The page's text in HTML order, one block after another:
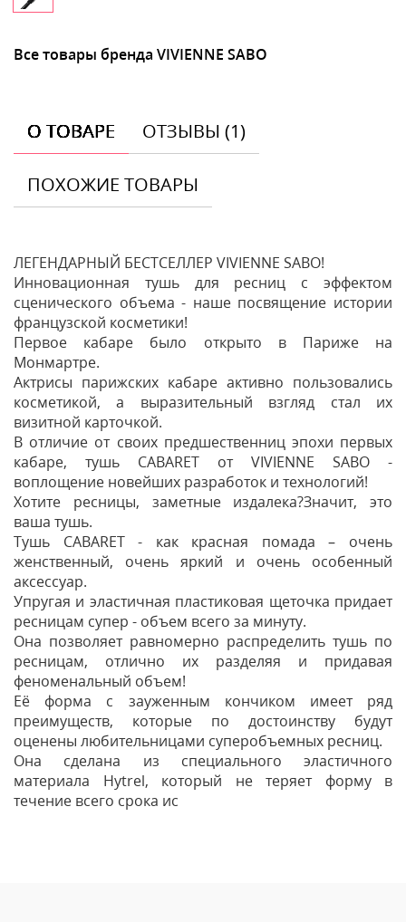
Все товары бренда VIVIENNE SABO
О ТОВАРЕ ОТЗЫВЫ (1)
ПОХОЖИЕ ТОВАРЫ
ЛЕГЕНДАРНЫЙ БЕСТСЕЛЛЕР VIVIENNE SABO!
Инновационная тушь для ресниц с эффектом
сценического объема - наше посвящение истории
французской косметики!
Первое кабаре было открыто в Париже на
Монмартре.
Актрисы парижских кабаре активно пользовались
косметикой, а выразительный взгляд стал их
визитной карточкой.
В отличие от своих предшественниц эпохи первых
кабаре, тушь CABARET от VIVIENNE SABO -
воплощение новейших разработок и технологий!
Хотите ресницы, заметные издалека?Значит, это
ваша тушь.
Тушь CABARET - как красная помада – очень
женственный, очень яркий и очень особенный
аксессуар.
Упругая и эластичная пластиковая щеточка придает
ресницам супер - объем всего за минуту.
Она позволяет равномерно распределить тушь по
ресницам, отлично их разделяя и придавая
феноменальный объем!
Её форма с зауженным кончиком имеет ряд
преимуществ, которые по достоинству будут
оценены любительницами суперобъемных ресниц.
Она сделана из специального эластичного
материала Hytrel, который не теряет форму в
течение всего срока ис